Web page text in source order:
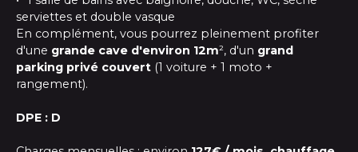
serviettes et double vasque
En complément, vous pourrez pleinement profiter
d'une grande cave d'environ 12m², d'un grand
parking privé couvert (1 voiture + 1 moto +
rangement).
DPE : D